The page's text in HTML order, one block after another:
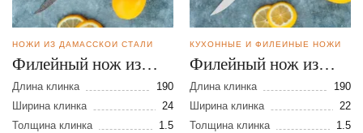
НОЖИ ИЗ ДАМАССКОЙ СТАЛИ
Филейный нож из
дамасской стали
Длина клинка
190
Ширина клинка
24
Толщина клинка
1.5
КУХОННЫЕ И ФИЛЕЙНЫЕ НОЖИ
Филейный нож из
стали N690
Длина клинка
190
Ширина клинка
22
Толщина клинка
1.5